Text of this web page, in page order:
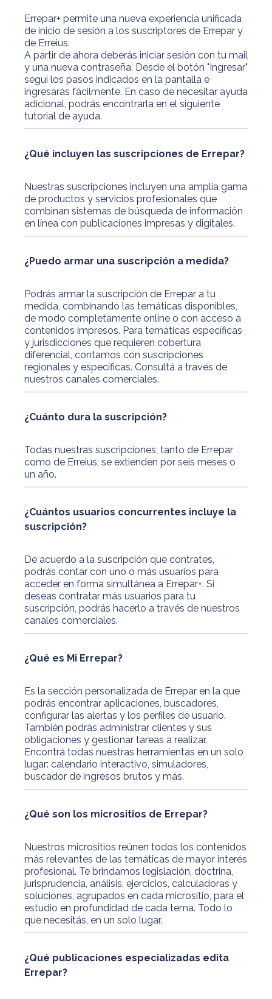
Errepar+ permite una nueva experiencia unificada
de inicio de sesión a los suscriptores de Errepar y
de Erreius.
A partir de ahora deberás iniciar sesión con tu mail
y una nueva contraseña. Desde el botón "Ingresar"
seguí los pasos indicados en la pantalla e
ingresarás fácilmente. En caso de necesitar ayuda
adicional, podrás encontrarla en el siguiente
tutorial de ayuda.
¿Qué incluyen las suscripciones de Errepar?
Nuestras suscripciones incluyen una amplia gama
de productos y servicios profesionales que
combinan sistemas de búsqueda de información
en línea con publicaciones impresas y digitales.
¿Puedo armar una suscripción a medida?
Podrás armar la suscripción de Errepar a tu
medida, combinando las temáticas disponibles,
de modo completamente online o con acceso a
contenidos impresos. Para temáticas específicas
y jurisdicciones que requieren cobertura
diferencial, contamos con suscripciones
regionales y específicas. Consultá a través de
nuestros canales comerciales.
¿Cuánto dura la suscripción?
Todas nuestras suscripciones, tanto de Errepar
como de Erreius, se extienden por seis meses o
un año.
¿Cuántos usuarios concurrentes incluye la
suscripción?
De acuerdo a la suscripción que contrates,
podrás contar con uno o más usuarios para
acceder en forma simultánea a Errepar+. Si
deseas contratar más usuarios para tu
suscripción, podrás hacerlo a través de nuestros
canales comerciales.
¿Qué es Mi Errepar?
Es la sección personalizada de Errepar en la que
podrás encontrar aplicaciones, buscadores,
configurar las alertas y los perfiles de usuario.
También podrás administrar clientes y sus
obligaciones y gestionar tareas a realizar.
Encontrá todas nuestras herramientas en un solo
lugar: calendario interactivo, simuladores,
buscador de ingresos brutos y más.
¿Qué son los micrositios de Errepar?
Nuestros micrositios reúnen todos los contenidos
más relevantes de las temáticas de mayor interés
profesional. Te brindamos legislación, doctrina,
jurisprudencia, análisis, ejercicios, calculadoras y
soluciones, agrupados en cada micrositio, para el
estudio en profundidad de cada tema. Todo lo
que necesitás, en un solo lugar.
¿Qué publicaciones especializadas edita
Errepar?